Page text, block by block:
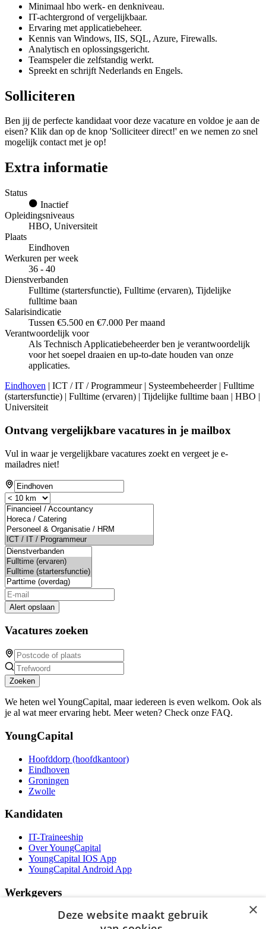
Minimaal hbo werk- en denkniveau.
IT-achtergrond of vergelijkbaar.
Ervaring met applicatiebeheer.
Kennis van Windows, IIS, SQL, Azure, Firewalls.
Analytisch en oplossingsgericht.
Teamspeler die zelfstandig werkt.
Spreekt en schrijft Nederlands en Engels.
Solliciteren
Ben jij de perfecte kandidaat voor deze vacature en voldoe je aan de
eisen? Klik dan op de knop 'Solliciteer direct!' en we nemen zo snel
mogelijk contact met je op!
Extra informatie
Status
Inactief
Opleidingsniveaus
HBO, Universiteit
Plaats
Eindhoven
Werkuren per week
36 - 40
Dienstverbanden
Fulltime (startersfunctie), Fulltime (ervaren), Tijdelijke
fulltime baan
Salarisindicatie
Tussen €5.500 en €7.000 Per maand
Verantwoordelijk voor
Als Technisch Applicatiebeheerder ben je verantwoordelijk
voor het soepel draaien en up-to-date houden van onze
applicaties.
Eindhoven | ICT / IT / Programmeur | Systeembeheerder | Fulltime
(startersfunctie) | Fulltime (ervaren) | Tijdelijke fulltime baan | HBO |
Universiteit
Ontvang vergelijkbare vacatures in je mailbox
Vul in waar je vergelijkbare vacatures zoekt en vergeet je e-
mailadres niet!
Alert opslaan
Vacatures zoeken
Zoeken
We heten wel YoungCapital, maar iedereen is even welkom. Ook als
je al wat meer ervaring hebt. Meer weten? Check onze FAQ.
YoungCapital
Hoofddorp (hoofdkantoor)
Eindhoven
Groningen
Zwolle
Kandidaten
IT-Traineeship
Over YoungCapital
YoungCapital IOS App
YoungCapital Android App
Werkgevers
Het concept
×
Deze website maakt gebruik